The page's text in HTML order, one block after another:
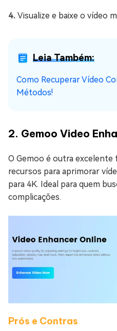
Visualize e baixe o vídeo
Leia Também:
Como Recuperar Vídeo
Métodos!
2. Gemoo Video
O Gemoo é outra
recursos para aprimorar
para 4K. Ideal para quem
complicações.
Prós e Contras